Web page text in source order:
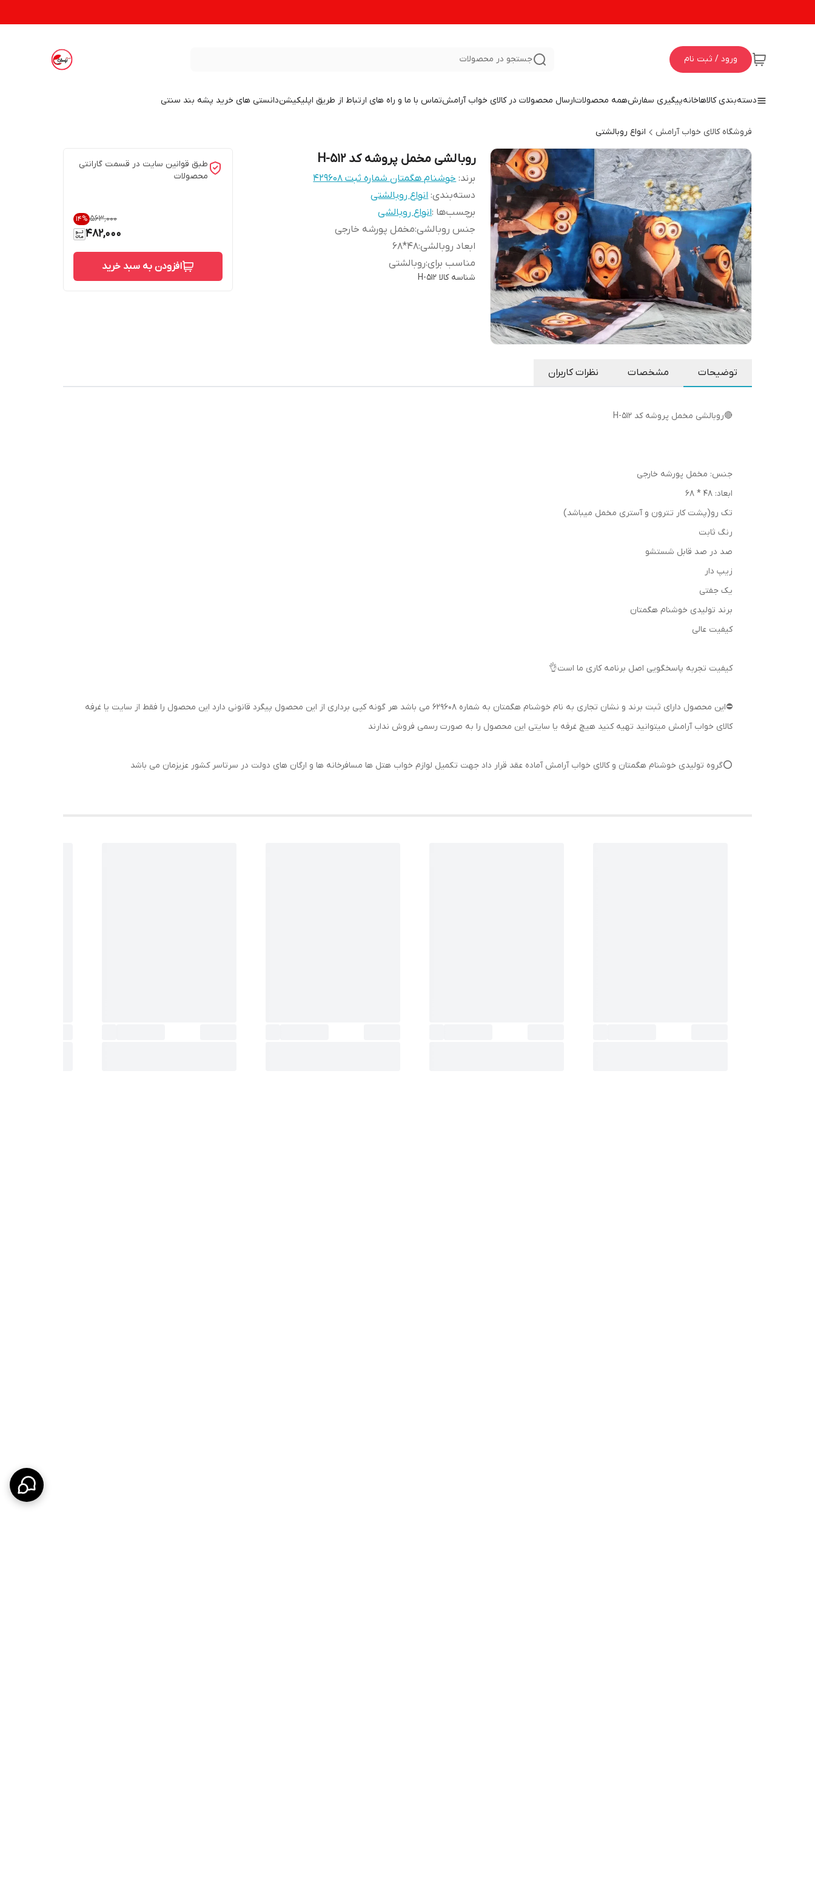
ورود / ثبت نام جستجو در محصولات
دسته‌بندی کالاهاخانهپیگیری سفارشهمه محصولاتارسال محصولات در کالای خواب آرامشتماس با ما و راه های ارتباط از طریق اپلیکیشندانستی های خرید پشه بند سنتی
فروشگاه کالای خواب آرامش انواع روبالشتی
روبالشی مخمل پروشه کد H-512
برند: خوشنام هگمتان شماره ثبت ۴۲۹۶۰۸
دسته‌بندی:انواع روبالشتی
برچسب‌ها :انواع روبالشی
جنس روبالشی:مخمل پورشه خارجی
ابعاد روبالشی:
48*68
مناسب برای:روبالشتی
شناسه کالا H-512
طبق قوانین سایت در قسمت گارانتی
محصولات
۵۶۳٬۰۰۰ 14%
482,000
افزودن به سبد خرید
توضیحات مشخصات نظرات کاربران
🔴روبالشی مخمل پروشه کد H-512
جنس: مخمل پورشه خارجی
ابعاد: 48 * 68
تک رو(پشت کار تترون و آستری مخمل میباشد)
رنگ ثابت
صد در صد قابل شستشو
زیپ دار
یک جفتی
برند تولیدی خوشنام هگمتان
کیفیت عالی
کیفیت تجربه پاسخگویی اصل برنامه کاری ما است👌
⛔این محصول دارای ثبت برند و نشان تجاری به نام خوشنام هگمتان به شماره 629608 می باشد هر گونه کپی برداری از این محصول پیگرد قانونی دارد این محصول را فقط از سایت یا غرفه
کالای خواب آرامش میتوانید تهیه کنید هیچ غرفه یا سایتی این محصول را به صورت رسمی فروش ندارند
⭕گروه تولیدی خوشنام هگمتان و کالای خواب آرامش آماده عقد قرار داد جهت تکمیل لوازم خواب هتل ها مسافرخانه ها و ارگان های دولت در سرتاسر کشور عزیزمان می باشد